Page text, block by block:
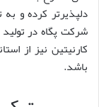
دلپذیرتر کرده و
شرکت پگاه در
کارنیتین نیز از
باشد.